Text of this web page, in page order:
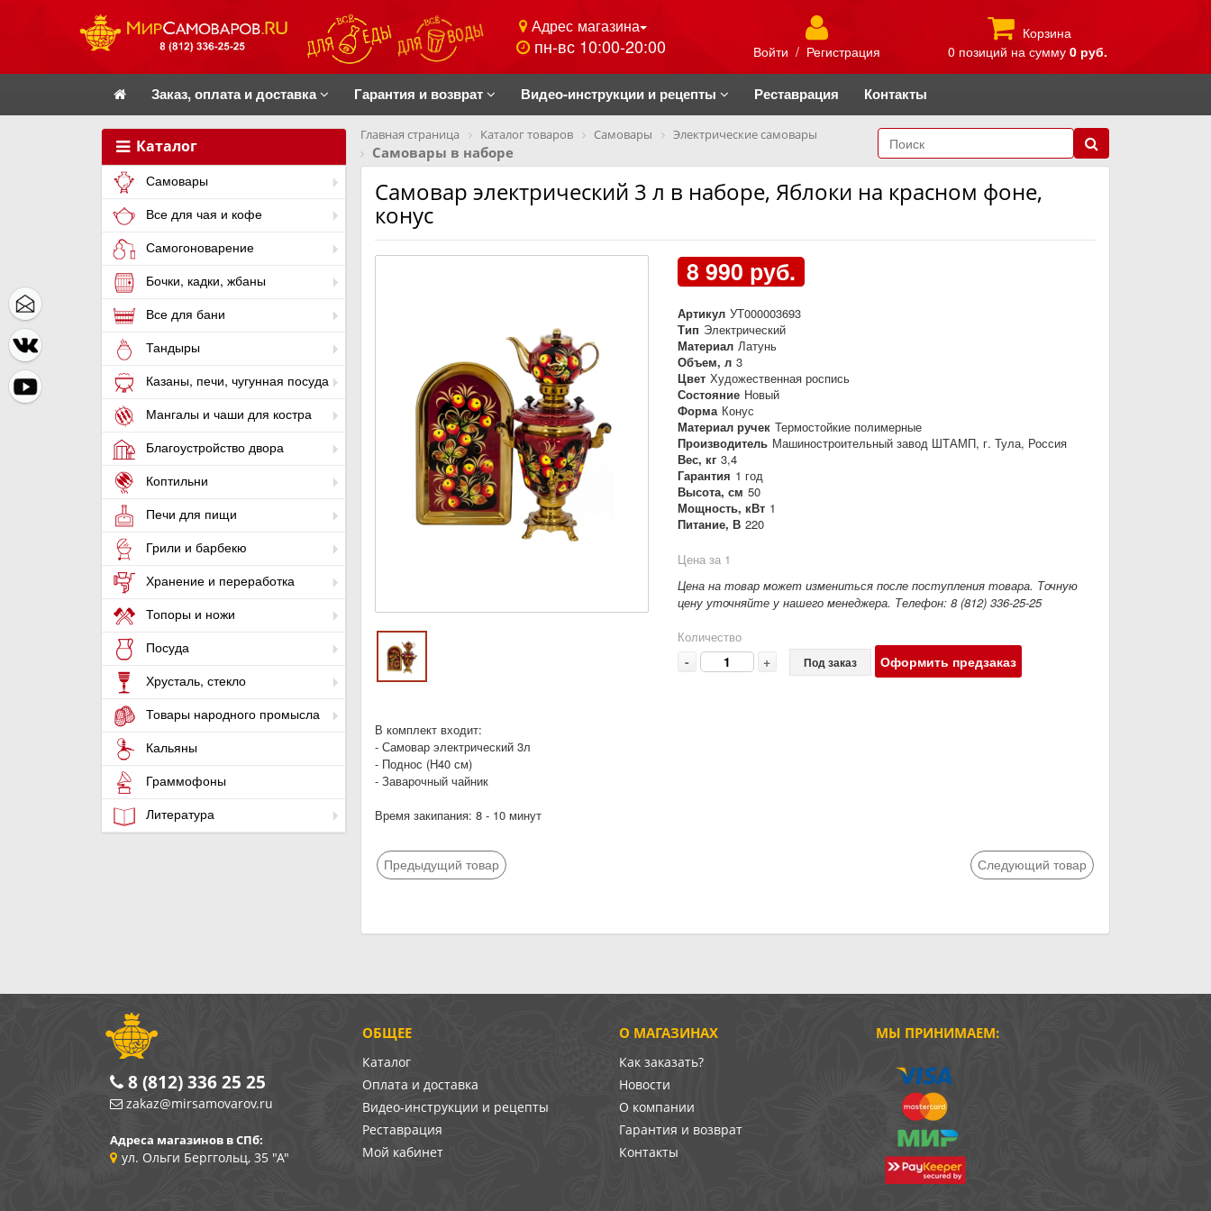
Адрес магазина
пн-вс 10:00-20:00 Войти / Регистрация
Корзина
0 позиций на сумму 0 руб.
Заказ, оплата и доставка Гарантия и возврат Видео-инструкции и рецепты Реставрация Контакты
Каталог
Самовары
Все для чая и кофе
Самогоноварение
Бочки, кадки, жбаны
Все для бани
Тандыры
Казаны, печи, чугунная посуда
Мангалы и чаши для костра
Благоустройство двора
Коптильни
Печи для пищи
Грили и барбекю
Хранение и переработка
Топоры и ножи
Посуда
Хрусталь, стекло
Товары народного промысла
Кальяны
Граммофоны
Литература
Главная страница Каталог товаров Самовары Электрические самовары
Самовары в наборе
Самовар электрический 3 л в наборе, Яблоки на красном фоне,
конус
8 990 руб.
Артикул УТ000003693
Тип Электрический
Материал Латунь
Объем, л 3
Цвет Художественная роспись
Состояние Новый
Форма Конус
Материал ручек Термостойкие полимерные
Производитель Машиностроительный завод ШТАМП, г. Тула, Россия
Вес, кг 3,4
Гарантия 1 год
Высота, см 50
Мощность, кВт 1
Питание, В 220
Цена за 1
Цена на товар может измениться после поступления товара. Точную
цену уточняйте у нашего менеджера. Телефон: 8 (812) 336-25-25
Количество
- + Под заказ Оформить предзаказ
В комплект входит:
- Самовар электрический 3л
- Поднос (Н40 см)
- Заварочный чайник
Время закипания: 8 - 10 минут
Предыдущий товар Следующий товар
О МАГАЗИНАХ
Как заказать?
Новости
О компании
Гарантия и возврат
Контакты
ОБЩЕЕ
Каталог
Оплата и доставка
Видео-инструкции и рецепты
Реставрация
Мой кабинет
МЫ ПРИНИМАЕМ:
8 (812) 336 25 25
zakaz@mirsamovarov.ru
Адреса магазинов в СПб:
ул. Ольги Берггольц, 35 "А"